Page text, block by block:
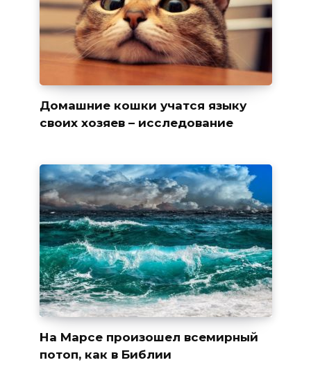
Домашние кошки учатся языку
своих хозяев – исследование
На Марсе произошел всемирный
потоп, как в Библии